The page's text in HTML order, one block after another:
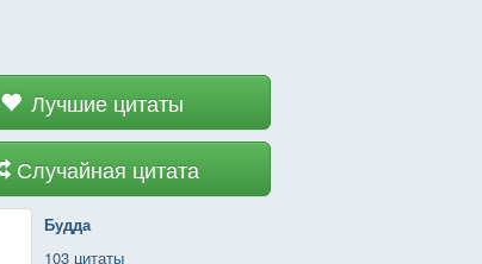
Лучшие цитаты
Случайная цитата
Будда
103 цитаты